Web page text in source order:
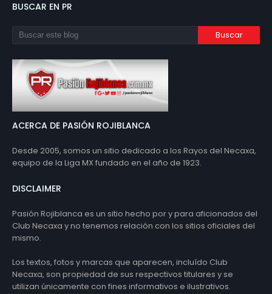
BUSCAR EN PR
ACERCA DE PASIÓN ROJIBLANCA
Desde 2005, somos un sitio dedicado a los Rayos del Necaxa,
equipo de la Liga MX fundado en el año de 1923.
DISCLAIMER
Pasión Rojiblanca es un sitio hecho por y para aficionados del
Club Necaxa y no tenemos relación con los sitios oficiales del
mismo.
Los textos, fotos y marcas que aparecen, incluído Club
Necaxa, son propiedad de sus respectivos titulares y se
utilizan únicamente con fines informativos e ilustrativos.